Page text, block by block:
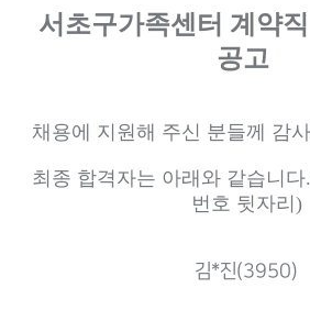
서초구가족센터 계약
공고
채용에 지원해 주신 분들께 감
최종 합격자는 아래와 같습니다
번호 뒷자리 )
김*진(3950)